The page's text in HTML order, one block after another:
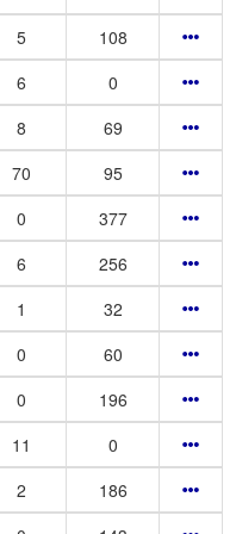
5
108
6
0
8
69
70
95
0
377
6
256
1
32
0
60
0
196
11
0
2
186